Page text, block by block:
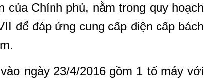
của Chính phủ, nằm trong quy hoạch
để đáp ứng cung cấp điện cấp bách
ngày 23/4/2016 gồm 1 tổ máy với